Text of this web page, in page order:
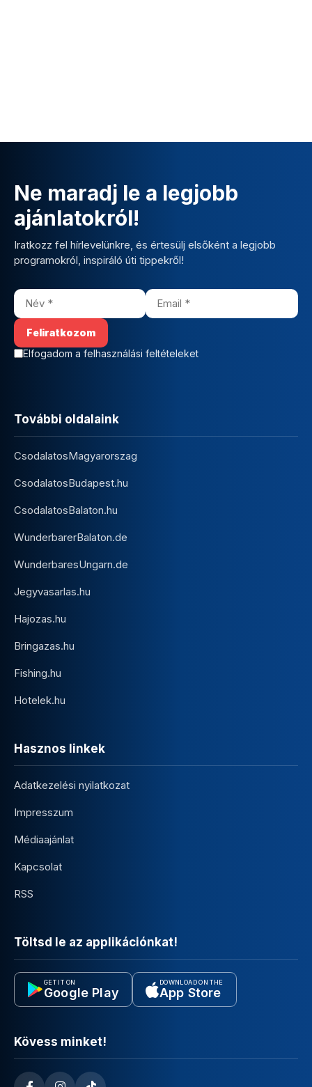
Ne maradj le a legjobb
ajánlatokról!
Iratkozz fel hírlevelünkre, és értesülj elsőként a legjobb
programokról, inspiráló úti tippekről!
Elfogadom a felhasználási feltételeket
További oldalaink
CsodalatosMagyarorszag
CsodalatosBudapest.hu
CsodalatosBalaton.hu
WunderbarerBalaton.de
WunderbaresUngarn.de
Jegyvasarlas.hu
Hajozas.hu
Bringazas.hu
Fishing.hu
Hotelek.hu
Hasznos linkek
Adatkezelési nyilatkozat
Impresszum
Médiaajánlat
Kapcsolat
RSS
Töltsd le az applikációnkat!
GET IT ON
Google Play
DOWNLOAD ON THE
App Store
Kövess minket!